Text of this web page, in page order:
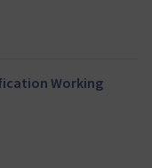
Working